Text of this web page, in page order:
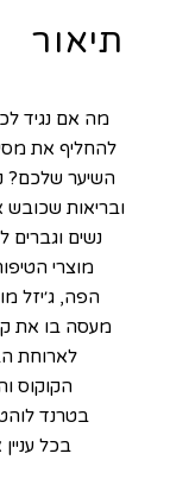
תיאור
להחליף את
השיער שלכם?
ובריאות שכובש
נשים
מוצרי
הפה, ג׳יזל
מעסה בו את
לארוחת
הקוקוס
בטרנד
בכל